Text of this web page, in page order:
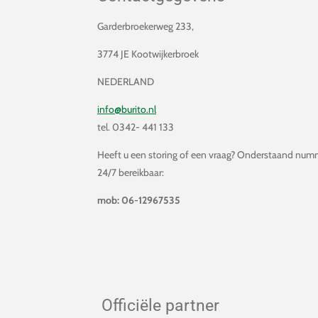
Garderbroekerweg 233,
3774 JE Kootwijkerbroek
NEDERLAND
info@burito.nl
tel. 0342- 441 133
Heeft u een storing of een vraag? Onderstaand
24/7 bereikbaar:
mob: 06-12967535
Officiële partner